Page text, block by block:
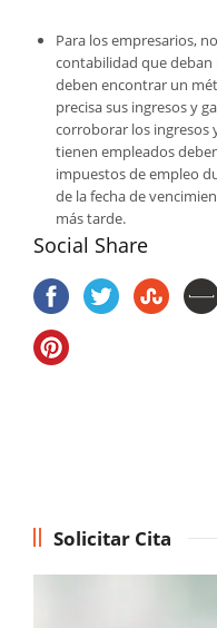
Para los empresarios,
contabilidad que deban
deben encontrar un
precisa sus ingresos y
corroborar los ingresos
tienen empleados
impuestos de empleo
de la fecha de
más tarde.
Social Share
Solicitar Cita